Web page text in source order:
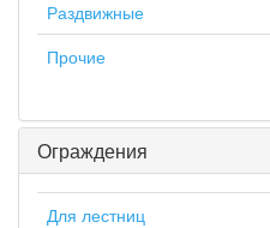
Раздвижные
Прочие
Ограждения
Для лестниц